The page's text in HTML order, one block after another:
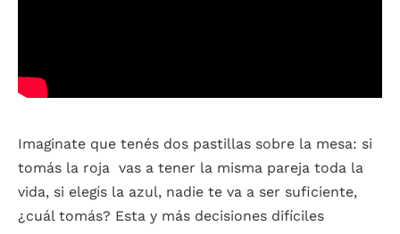
Imaginate que tenés dos pastillas sobre la mesa: si
tomás la roja vas a tener la misma pareja toda la
vida, si elegís la azul, nadie te va a ser suficiente,
¿cuál tomás? Esta y más decisiones difíciles